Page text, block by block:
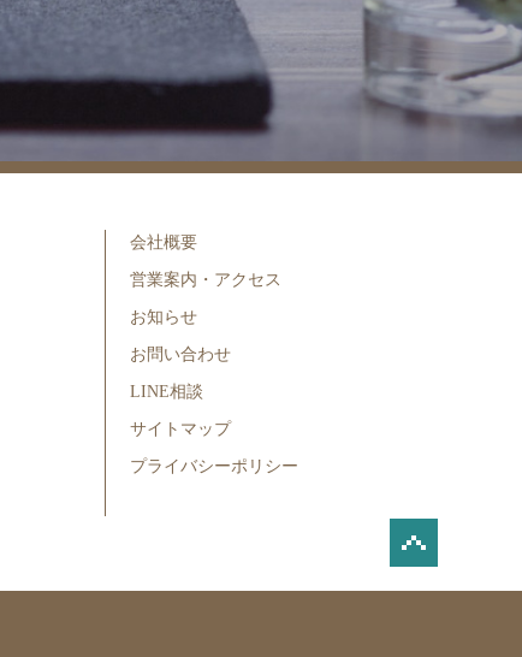
会社概要
営業案内・アクセス
お知らせ
お問い合わせ
LINE相談
サイトマップ
プライバシーポリシー